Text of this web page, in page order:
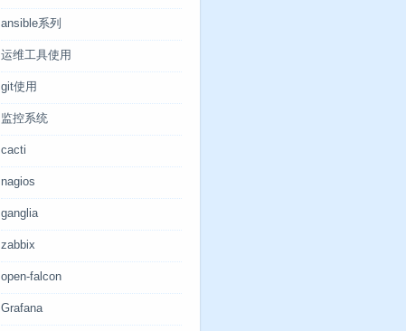
ansible系列
运维工具使用
git使用
监控系统
cacti
nagios
ganglia
zabbix
open-falcon
Grafana